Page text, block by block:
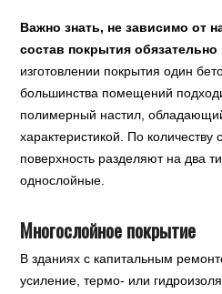
Важно знать, не зависимо от
состав покрытия обязательно
изготовлении покрытия один
большинства помещений
полимерный настил,
характеристикой. По количеству
поверхность разделяют на два
однослойные.
Многослойное покрытие
В зданиях с капитальным
усиление, термо- или